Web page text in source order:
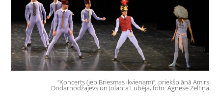
“Koncerts (jeb Briesmas ikvienam)”, priekšplānā Amirs
Dodarhodžajevs un Jolanta Lubēja, foto: Agnese Zeltiņa